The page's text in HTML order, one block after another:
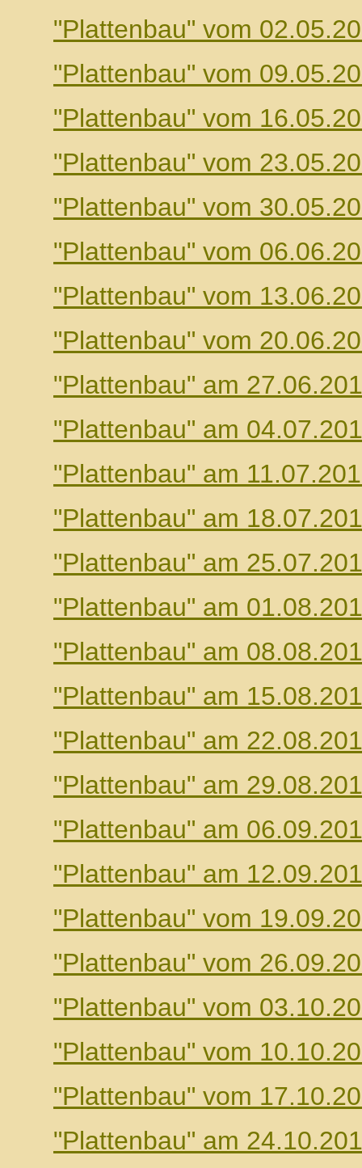
"Plattenbau" vom
"Plattenbau" vom
"Plattenbau" vom
"Plattenbau" vom
"Plattenbau" vom
"Plattenbau" vom
"Plattenbau" vom
"Plattenbau" vom
"Plattenbau" am
"Plattenbau" am
"Plattenbau" am
"Plattenbau" am
"Plattenbau" am
"Plattenbau" am
"Plattenbau" am
"Plattenbau" am
"Plattenbau" am
"Plattenbau" am
"Plattenbau" am
"Plattenbau" am
"Plattenbau" vom
"Plattenbau" vom
"Plattenbau" vom
"Plattenbau" vom
"Plattenbau" vom
"Plattenbau" am